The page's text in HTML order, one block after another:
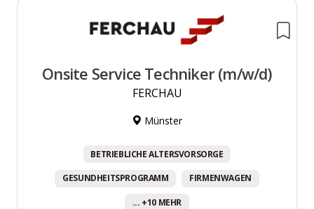
Onsite Service Techniker (m/w/d)
FERCHAU
Münster
BETRIEBLICHE ALTERSVORSORGE
GESUNDHEITSPROGRAMM FIRMENWAGEN
... +10 MEHR